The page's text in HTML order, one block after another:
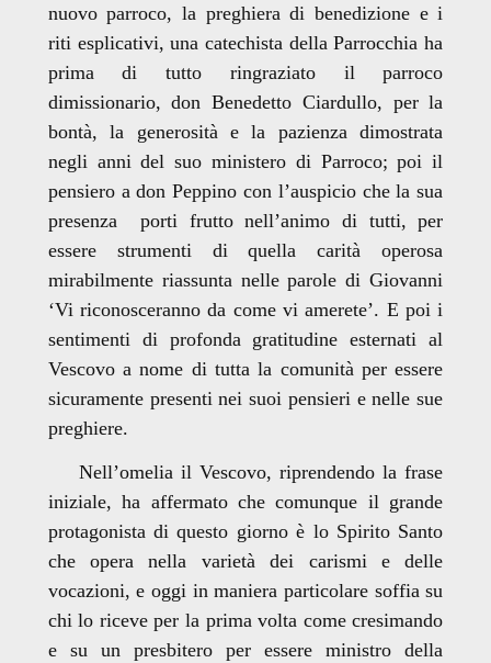
nuovo parroco, la preghiera di benedizione e i
riti esplicativi, una catechista della Parrocchia ha
prima di tutto ringraziato il parroco
dimissionario, don Benedetto Ciardullo, per la
bontà, la generosità e la pazienza dimostrata
negli anni del suo ministero di Parroco; poi il
pensiero a don Peppino con l’auspicio che la sua
presenza porti frutto nell’animo di tutti, per
essere strumenti di quella carità operosa
mirabilmente riassunta nelle parole di Giovanni
‘Vi riconosceranno da come vi amerete’. E poi i
sentimenti di profonda gratitudine esternati al
Vescovo a nome di tutta la comunità per essere
sicuramente presenti nei suoi pensieri e nelle sue
preghiere.
Nell’omelia il Vescovo, riprendendo la frase
iniziale, ha affermato che comunque il grande
protagonista di questo giorno è lo Spirito Santo
che opera nella varietà dei carismi e delle
vocazioni, e oggi in maniera particolare soffia su
chi lo riceve per la prima volta come cresimando
e su un presbitero per essere ministro della